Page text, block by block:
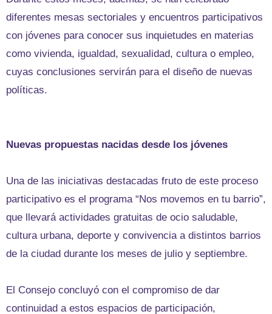
diferentes mesas sectoriales y encuentros participativos
con jóvenes para conocer sus inquietudes en materias
como vivienda, igualdad, sexualidad, cultura o empleo,
cuyas conclusiones servirán para el diseño de nuevas
políticas.
Nuevas propuestas nacidas desde los jóvenes
Una de las iniciativas destacadas fruto de este proceso
participativo es el programa “Nos movemos en tu barrio”,
que llevará actividades gratuitas de ocio saludable,
cultura urbana, deporte y convivencia a distintos barrios
de la ciudad durante los meses de julio y septiembre.
El Consejo concluyó con el compromiso de dar
continuidad a estos espacios de participación,